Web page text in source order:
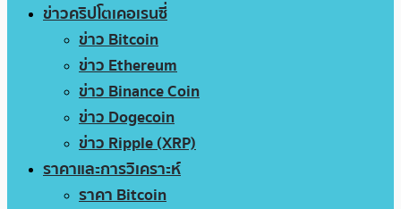
ข่าวคริปโตเคอเรนซี่
ข่าว Bitcoin
ข่าว Ethereum
ข่าว Binance Coin
ข่าว Dogecoin
ข่าว Ripple (XRP)
ราคาและการวิเคราะห์
ราคา Bitcoin